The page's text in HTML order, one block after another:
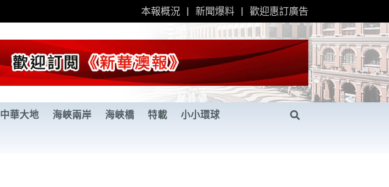
本報概況 新聞爆料 歡迎惠訂廣告
中華大地 海峽兩岸 海峽橋 特載 小小環球